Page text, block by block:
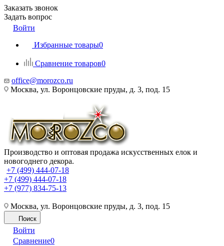
Заказать звонок
Задать вопрос
Войти
Избранные товары0
Сравнение товаров0
office@morozco.ru
Москва, ул. Воронцовские пруды, д. 3, под. 15
Производство и оптовая продажа искусственных елок и
новогоднего декора.
+7 (499) 444-07-18
+7 (499) 444-07-18
+7 (977) 834-75-13
Москва, ул. Воронцовские пруды, д. 3, под. 15
Поиск
Войти
Сравнение0